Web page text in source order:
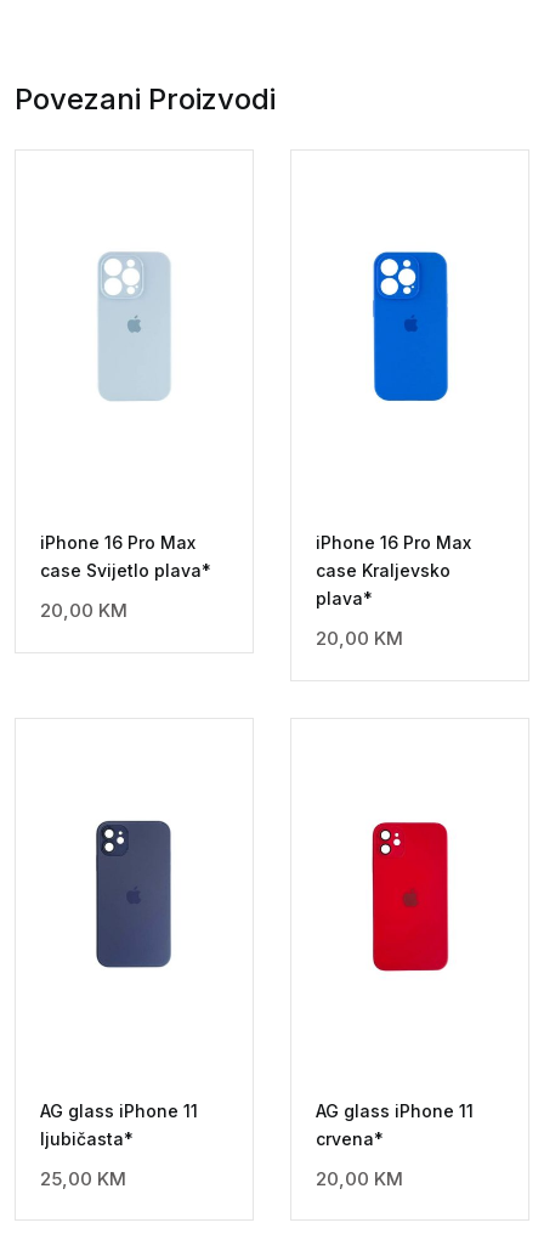
Povezani Proizvodi
iPhone 16 Pro Max
case Svijetlo plava*
20,00 KM
iPhone 16 Pro Max
case Kraljevsko
plava*
20,00 KM
AG glass iPhone 11
ljubičasta*
25,00 KM
AG glass iPhone 11
crvena*
20,00 KM